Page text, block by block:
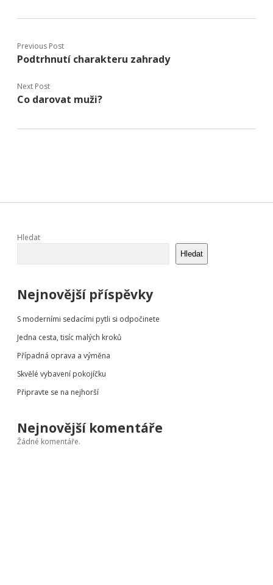
Previous Post
Podtrhnutí charakteru zahrady
Next Post
Co darovat muži?
Sidebar
Hledat
Hledat
Nejnovější příspěvky
S moderními sedacími pytli si odpočinete
Jedna cesta, tisíc malých kroků
Případná oprava a výměna
Skvělé vybavení pokojíčku
Připravte se na nejhorší
Nejnovější komentáře
Žádné komentáře.